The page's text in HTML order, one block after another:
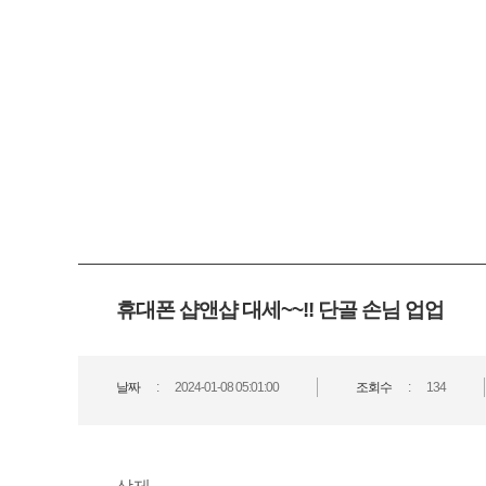
휴대폰 샵앤샵 대세~~!! 단골 손님 업업
날짜 2024-01-08 05:01:00 조회수 134